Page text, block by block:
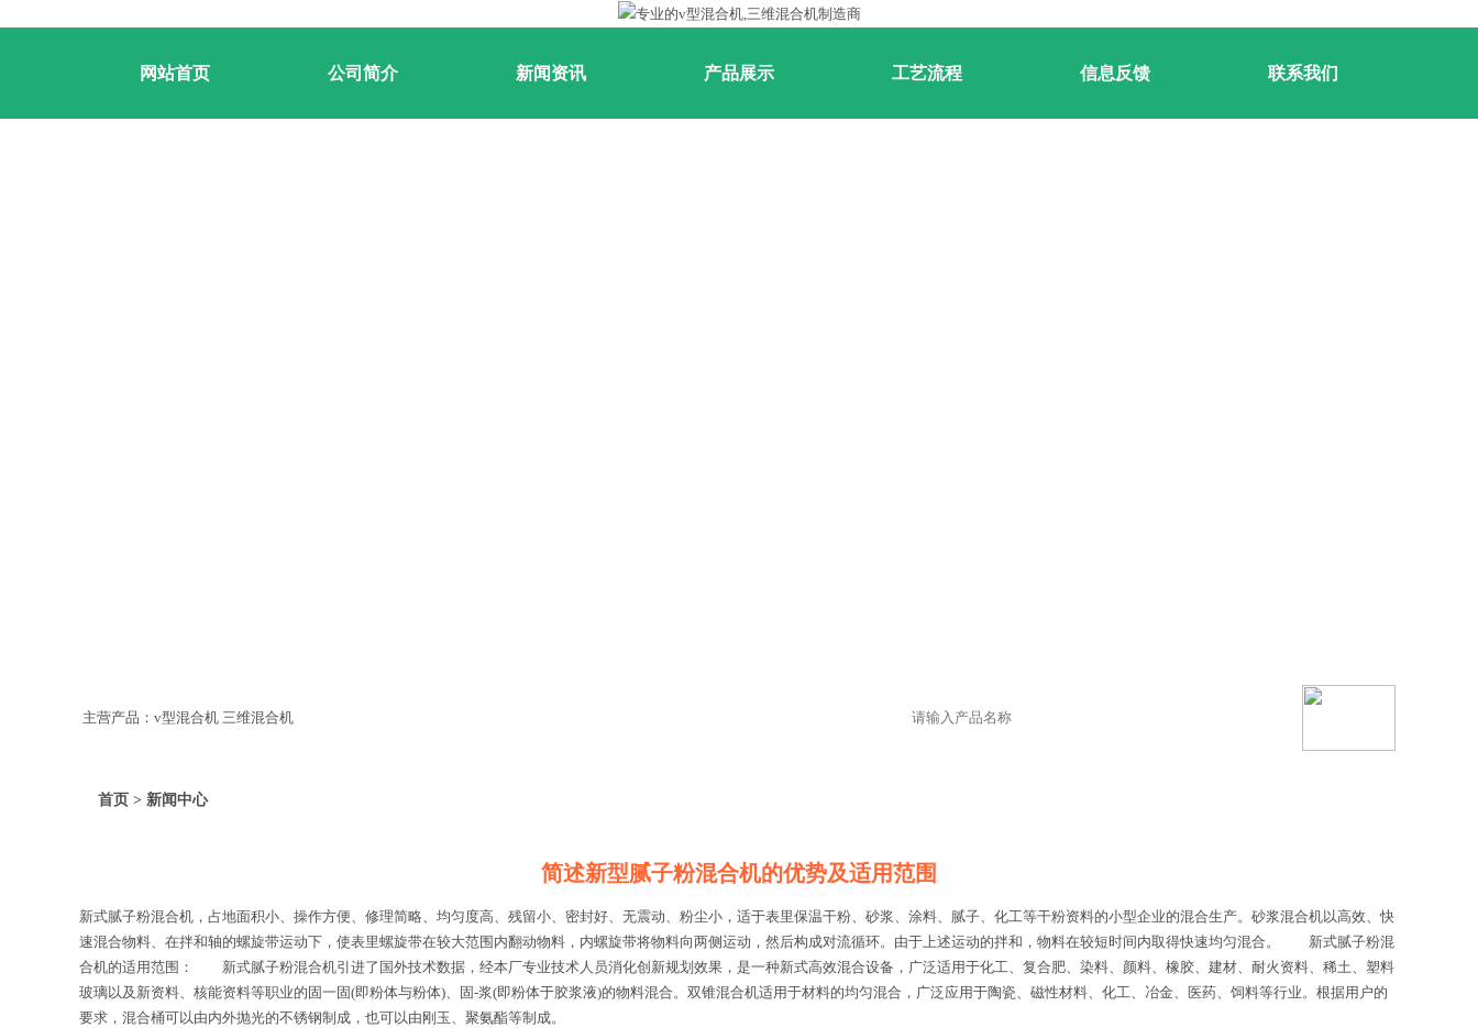
网站首页 公司简介 新闻资讯 产品展示 工艺流程 信息反馈 联系我们
主营产品：v型混合机 三维混合机
首页 > 新闻中心
简述新型腻子粉混合机的优势及适用范围
新式腻子粉混合机，占地面积小、操作方便、修理简略、均匀度高、残留小、密封好、无震动、粉尘小，适于表里保温干粉、砂浆、涂料、腻子、化工等干粉资料的小型企业的混合生产。砂浆混合机以高效、快
速混合物料、在拌和轴的螺旋带运动下，使表里螺旋带在较大范围内翻动物料，内螺旋带将物料向两侧运动，然后构成对流循环。由于上述运动的拌和，物料在较短时间内取得快速均匀混合。 新式腻子粉混
合机的适用范围： 新式腻子粉混合机引进了国外技术数据，经本厂专业技术人员消化创新规划效果，是一种新式高效混合设备，广泛适用于化工、复合肥、染料、颜料、橡胶、建材、耐火资料、稀土、塑料
玻璃以及新资料、核能资料等职业的固一固(即粉体与粉体)、固-浆(即粉体于胶浆液)的物料混合。双锥混合机适用于材料的均匀混合，广泛应用于陶瓷、磁性材料、化工、冶金、医药、饲料等行业。根据用户的
要求，混合桶可以由内外抛光的不锈钢制成，也可以由刚玉、聚氨酯等制成。